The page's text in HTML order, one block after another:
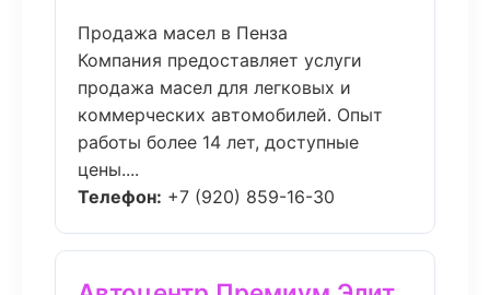
Продажа масел в Пенза
Компания предоставляет услуги
продажа масел для легковых и
коммерческих автомобилей. Опыт
работы более 14 лет, доступные
цены....
Телефон: +7 (920) 859-16-30